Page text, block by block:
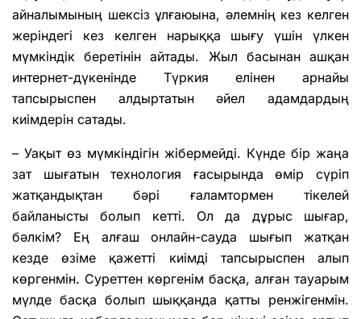
айналымының шексіз ұлғаюына, әлемнің кез келген
жеріндегі кез келген нарыққа шығу үшін үлкен
мүмкіндік беретінін айтады. Жыл басынан ашқан
интернет-дүкенінде Түркия елінен арнайы
тапсырыспен алдыртатын әйел адамдардың
киімдерін сатады.
– Уақыт өз мүмкіндігін жібермейді. Күнде бір жаңа
зат шығатын технология ғасырында өмір сүріп
жатқандықтан бәрі ғаламтормен тікелей
байланысты болып кетті. Ол да дұрыс шығар,
бәлкім? Ең алғаш онлайн-сауда шығып жатқан
кезде өзіме қажетті киімді тапсырыспен алып
көргенмін. Суреттен көргенім басқа, алған тауарым
мүлде басқа болып шыққанда қатты ренжігенмін.